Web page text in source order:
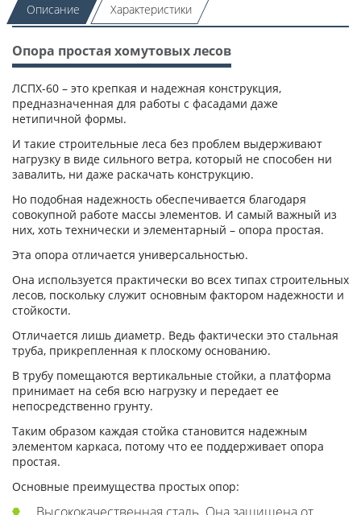
Описание Характеристики
Опора простая хомутовых лесов
ЛСПХ-60 – это крепкая и надежная конструкция,
предназначенная для работы с фасадами даже
нетипичной формы.
И такие строительные леса без проблем выдерживают
нагрузку в виде сильного ветра, который не способен ни
завалить, ни даже раскачать конструкцию.
Но подобная надежность обеспечивается благодаря
совокупной работе массы элементов. И самый важный из
них, хоть технически и элементарный – опора простая.
Эта опора отличается универсальностью.
Она используется практически во всех типах строительных
лесов, поскольку служит основным фактором надежности и
стойкости.
Отличается лишь диаметр. Ведь фактически это стальная
труба, прикрепленная к плоскому основанию.
В трубу помещаются вертикальные стойки, а платформа
принимает на себя всю нагрузку и передает ее
непосредственно грунту.
Таким образом каждая стойка становится надежным
элементом каркаса, потому что ее поддерживает опора
простая.
Основные преимущества простых опор:
Высококачественная сталь. Она защищена от